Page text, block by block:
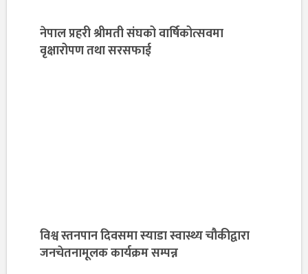
नेपाल प्रहरी श्रीमती संघको वार्षिकोत्सवमा
वृक्षारोपण तथा सरसफाई
विश्व स्तनपान दिवसमा स्याडा स्वास्थ्य चौकीद्वारा
जनचेतनामूलक कार्यक्रम सम्पन्न